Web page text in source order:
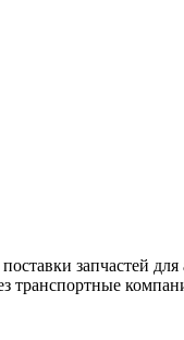
запчастей для
транспортные